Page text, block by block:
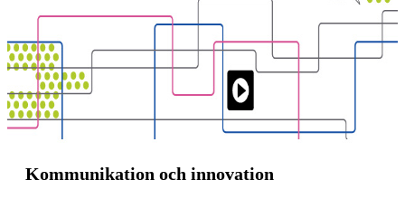
Kommunikation och innovation